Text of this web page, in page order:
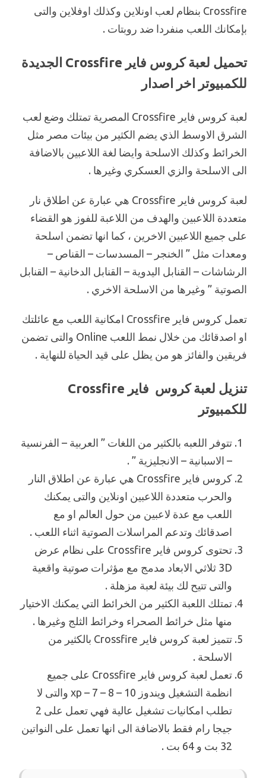
Crossfire بنظام لعب اونلاين وكذلك اوفلاين والتى
بإمكانك اللعب منفردا ضد روبتات .
تحميل لعبة كروس فاير Crossfire الجديدة
للكمبيوتر اخر اصدار
لعبة كروس فاير Crossfire المصرية تمتلك وضع لعب
الشرق الاوسط الذي يضم الكثير من بيئات مصر مثل
الخرائط وكذلك الاسلحة وايضا لغة اللاعبين بالاضافة
الى الاسلحة والزي العسكري وغيرها .
لعبة كروس فاير Crossfire هي عبارة عن اطلاق نار
متعددة اللاعبين والهدف من اللاعبة للفوز هو القضاء
على جميع اللاعبين الاخرين ، كما انها تضمن اسلحة
ومعدات مثل ” الخنجر – المسدسات – القناص –
الرشاشات – القنابل اليدوية – القنابل الدخانية – القنابل
الصوتية ” وغيرها من الاسلحة الاخري .
تعمل كروس فاير Crossfire امكانية اللعب مع عائلتك
او اصدقائك من خلال نمط اللعب Online والتى تضمن
فريقين والفائز هو من يظل على قيد الحياة للنهاية .
تنزيل لعبة كروس فاير Crossfire
للكمبيوتر
تتوفر اللعبه بالكثير من اللغات ” العربية – الفرنسية
– الاسبانية – الانجليزية ” .
كروس فاير Crossfire هي عبارة عن اطلاق النار
والحرب متعددة اللاعبين اونلاين والتى يمكنك
اللعب مع عدة لاعبين من حول العالم او مع
اصدقائك وتدعم المراسلات الصوتية اثناء اللعب .
تحتوى كروس فاير Crossfire على نظام عرض
3D ثلاثي الابعاد مدمج مع مؤثرات صوتية واقعية
والتى تتيح لك بيئة لعبة مزهلة .
تمتلك اللعبة الكثير من الخرائط التي يمكنك الاختيار
منها مثل خرائط الصحراء وخرائط الثلج وغيرها .
تتميز لعبة كروس فاير Crossfire بالكثير من
الاسلحة .
تعمل لعبة كروس فاير Crossfire على جميع
انظمة التشغيل ويندوز xp – 7 – 8 – 10 والتى لا
تطلب امكانيات تشغيل عالية فهي تعمل على 2
جيجا رام فقط بالاضافة الى انها تعمل على النواتين
32 بت و 64 بت .